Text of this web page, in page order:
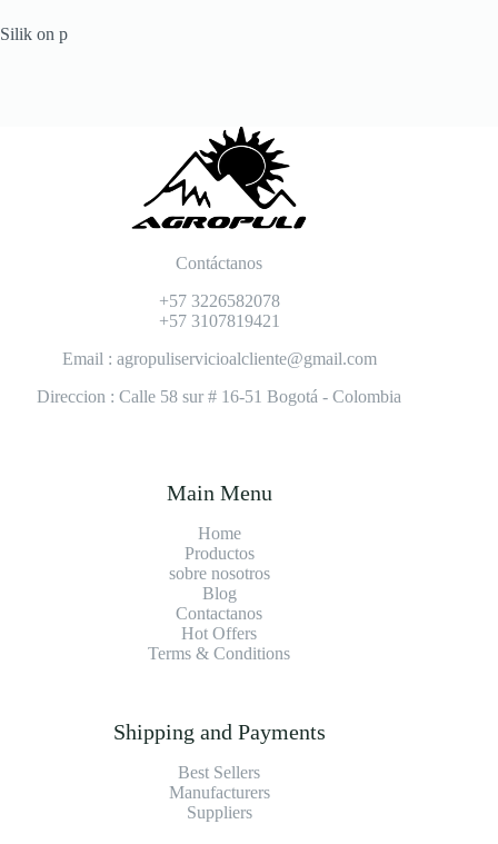
Silik on p
Contáctanos
+57 3226582078
+57 3107819421
Email : agropuliservicioalcliente@gmail.com
Direccion : Calle 58 sur # 16-51 Bogotá - Colombia
Main Menu
Home
Productos
sobre nosotros
Blog
Contactanos
Hot Offers
Terms & Conditions
Shipping and Payments
Best Sellers
Manufacturers
Suppliers